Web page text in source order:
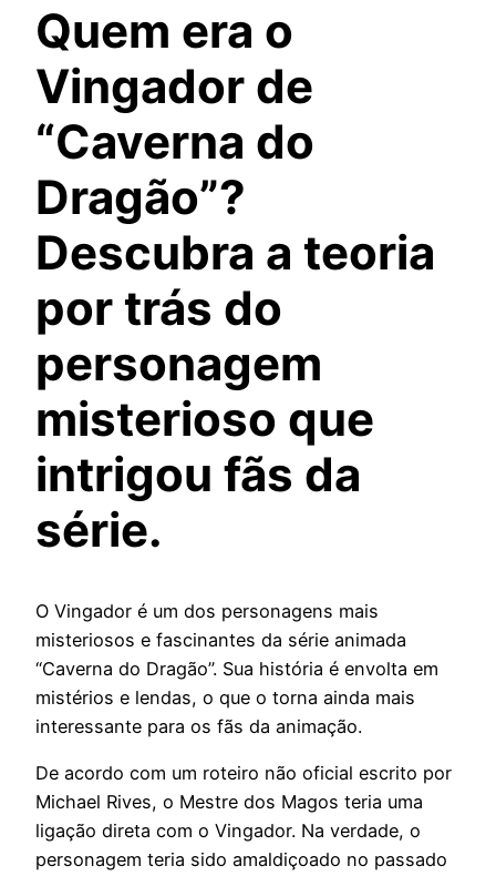
Quem era o
Vingador de
“Caverna do
Dragão”?
Descubra a teoria
por trás do
personagem
misterioso que
intrigou fãs da
série.
O Vingador é um dos personagens mais
misteriosos e fascinantes da série animada
“Caverna do Dragão”. Sua história é envolta em
mistérios e lendas, o que o torna ainda mais
interessante para os fãs da animação.
De acordo com um roteiro não oficial escrito por
Michael Rives, o Mestre dos Magos teria uma
ligação direta com o Vingador. Na verdade, o
personagem teria sido amaldiçoado no passado